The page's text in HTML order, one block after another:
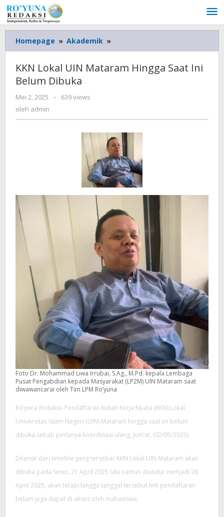
Lewati
ke
konten
Homepage » Akademik »
Lokal
Mataram
KKN Lokal UIN Mataram Hingga Saat Ini
Belum Dibuka
Mei 2, 2025
oleh
-
639 views
oleh admin
Foto Dr. Mohammad Liwa Irrubai, S.Ag., M.Pd. kepala Lembaga
Pusat Pengabdian kepada Masyarakat (LP2M) UIN Mataram saat
diwawancarai oleh Tim LPM Ro’yuna
Ro’yuna Redaksi- Pendaftaran Kuliah Kerja Nyata (KKN) Lokal
Universitas Islam Negeri (UIN) Mataram hingga saat ini belum
dibuka sebab perlunya koordinasi ulang, Jum’at, (02/05/2025).
Dilansir dari timeline yang tersebar KKN Lokal UIN Mataram akan
dibuka pada Senin, 21 April 2025 lalu namun diundur menjadi 28
April 2025, akan tetapi hingga tanggal tersebut link pendaftaran
belum juga dapat di akses oleh mahasiswa.